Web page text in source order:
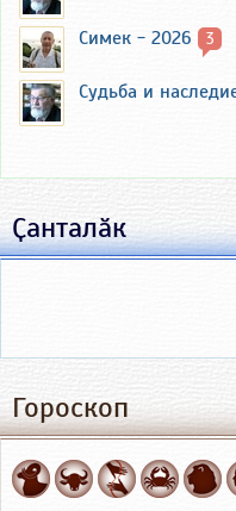
Симек - 2026 3
Судьба и
Ҫанталӑк
Гороскоп